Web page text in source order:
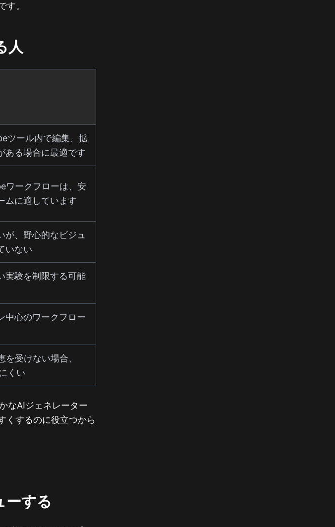
す。
人
ツール内で編集、拡
ある場合に最適です
ワークフローは、安
ムに適しています
が、野心的なビジュ
いない
実験を制限する可能
中心のワークフロー
受けない場合、
くい
なAIジェネレーター
くするのに役立つから
ーする